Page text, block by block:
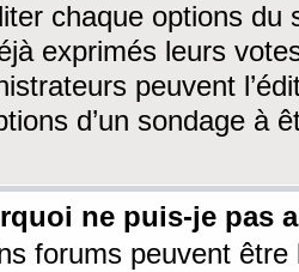
chaque options du
exprimés leurs
peuvent
d’un sondage à
ne puis-je pas
forums peuvent être